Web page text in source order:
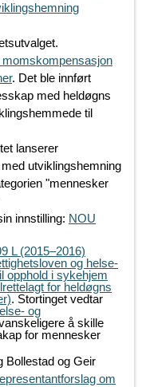
. Det ble innført
med heldøgns
til
lanserer
utviklingshemning
"mennesker
innstilling: NOU
L (2015–2016)
og helse-
opphold i sykehjem
for heldøgns
. Stortinget vedtar
og
å skille
for mennesker
Bollestad og Geir
om